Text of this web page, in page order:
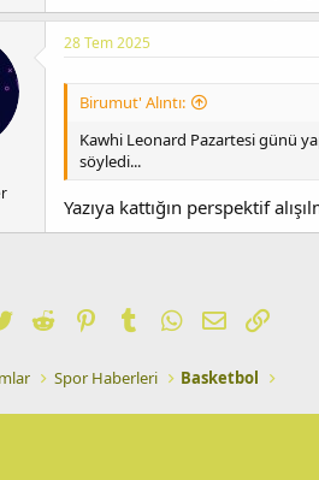
28 Tem 2025
Birumut' Alıntı:
Kawhi Leonard Pazartesi günü
söyledi...
Yazıya kattığın perspektif
TwitterReddit PinterestTumblrWhatsApp
E-postaLink
Spor Haberleri Basketbol